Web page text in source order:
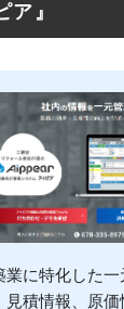
』
業に特化した
見積情報、原